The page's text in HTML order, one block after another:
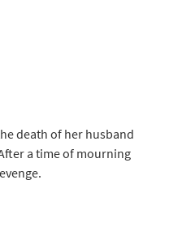
death of her husband
a time of mourning